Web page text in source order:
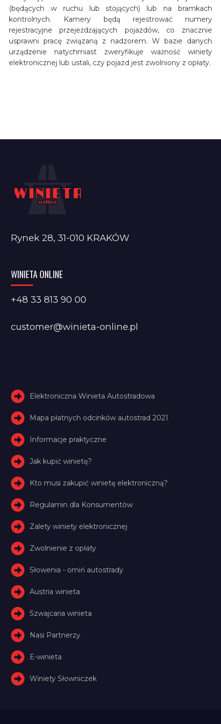
(będących w ruchu lub stojących) lub na bramkach
kontrolnych. Kamery będą rejestrować numery
rejestracyjne przejeżdżających pojazdów, co znacznie
usprawni pracę związaną z nadzorem. W bazie danych
urządzenie natychmiast zweryfikuje ważność winiety
elektronicznej lub ustali, czy pojazd jest zwolniony z opłaty.
Rynek 28, 31-010 KRAKÓW
WINIETA ONLINE
+48 33 813 90 00
customer@winieta-online.pl
Elektroniczna Winieta Autostradowa
Mapa płatnych odcinków autostrad 2021
Informacje praktyczne
Jak kupić winietę?
Kto musi zakupić winietę elektroniczną?
Regulamin dla Konsumentów
Zalety winiety elektronicznej
Zwolnienie z opłaty
Słowenia - omiń autostrady
Austria winieta
Szwajcaria winieta
Nasi Partnerzy
E-winieta
Winiety Słowniczek